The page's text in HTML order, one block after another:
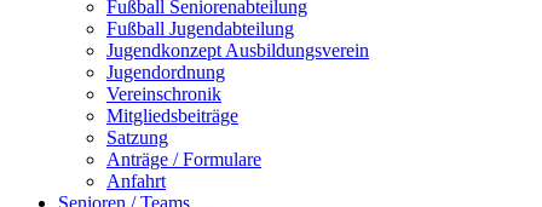
Fußball Seniorenabteilung
Fußball Jugendabteilung
Jugendkonzept Ausbildungsverein
Jugendordnung
Vereinschronik
Mitgliedsbeiträge
Satzung
Anträge / Formulare
Anfahrt
Senioren / Teams